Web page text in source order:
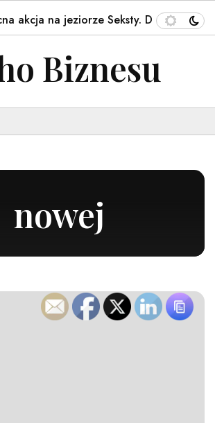
jeziorze Seksty. Duża grupa
Biznesu
nowej